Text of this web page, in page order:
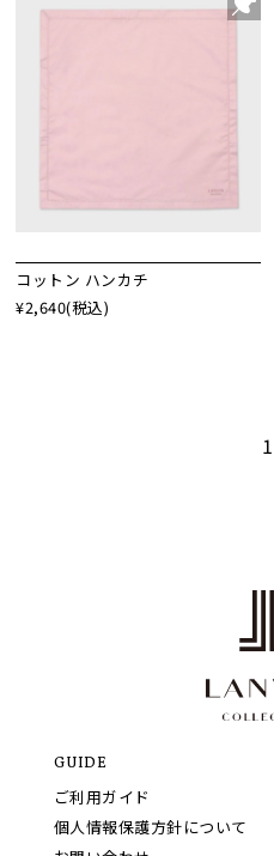
コットン ハンカチ
¥2,640(税込)
1
GUIDE
ご利用ガイド
個人情報保護方針について